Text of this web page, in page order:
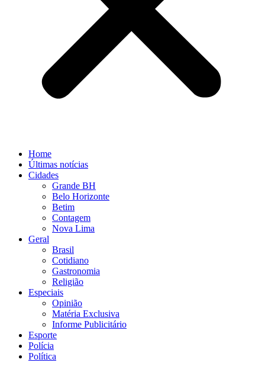
Home
Últimas notícias
Cidades
Grande BH
Belo Horizonte
Betim
Contagem
Nova Lima
Geral
Brasil
Cotidiano
Gastronomia
Religião
Especiais
Opinião
Matéria Exclusiva
Informe Publicitário
Esporte
Polícia
Política